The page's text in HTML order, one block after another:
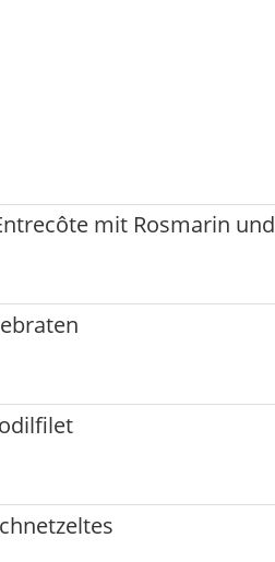
mit Rosmarin und